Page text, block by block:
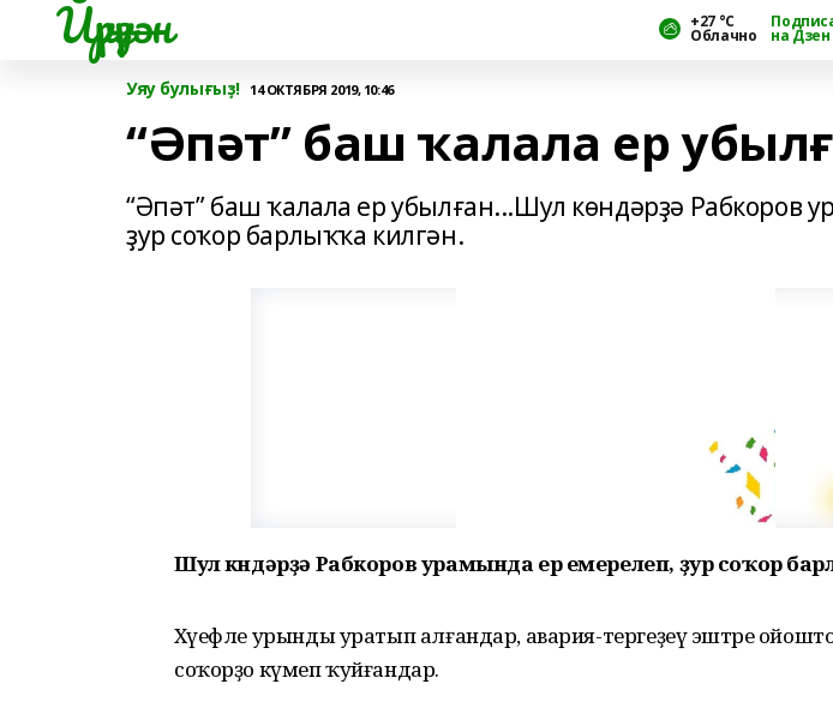
Йүрүҙән +27 °С
Облачно на Дзен
Уяу булығыҙ! 14 ОКТЯБРЯ 2019, 10:46
“Әпәт” баш ҡалала ер
“Әпәт” баш ҡалала ер убылған...Шул көндәрҙә Рабкоров
ҙур соҡор барлыҡҡа килгән.
Шул көндәрҙә Рабкоров урамында ер емерелеп, ҙур соҡор
Хәүефле урынды уратып алғандар, авария-тергеҙеү эштәре
соҡорҙо күмеп ҡуйғандар.